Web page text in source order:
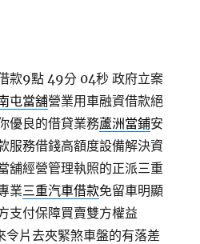
款9點 49分 04秒 政府立案
屯當舖營業用車融資借款絕
優良的借貸業務蘆洲當鋪安
服務借錢高額度設備解決資
舖經營管理執照的正派三重
業三重汽車借款免留車明顯
支付保障買賣雙方權益
令片去夾緊煞車盤的有落差